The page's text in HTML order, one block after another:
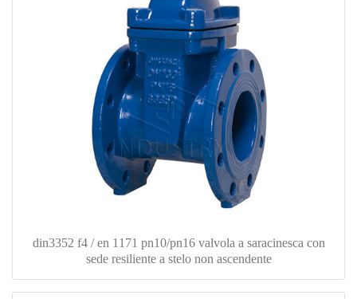
din3352 f4 / en 1171 pn10/pn16 valvola a saracinesca con
sede resiliente a stelo non ascendente